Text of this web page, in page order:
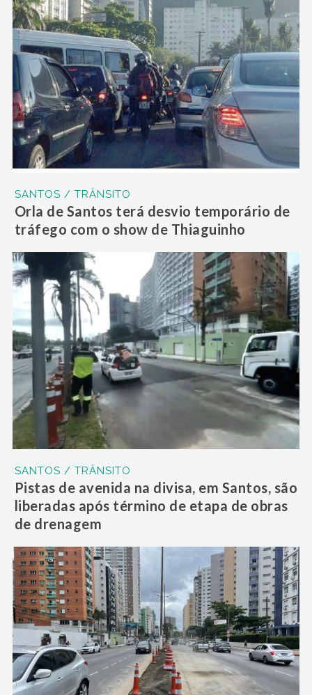
SANTOS / TRÂNSITO
Orla de Santos terá desvio temporário de
tráfego com o show de Thiaguinho
SANTOS / TRÂNSITO
Pistas de avenida na divisa, em Santos, são
liberadas após término de etapa de obras
de drenagem